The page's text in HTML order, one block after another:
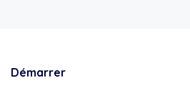
Démarrer